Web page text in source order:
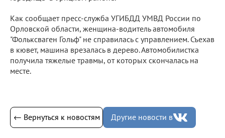
Как сообщает пресс-служба УГИБДД УМВД России по
Орловской области, женщина-водитель автомобиля
"Фольксваген Гольф" не справилась с управлением. Съехав
в кювет, машина врезалась в дерево. Автомобилистка
получила тяжелые травмы, от которых скончалась на
месте.
← Вернуться к новостям Другие новости в